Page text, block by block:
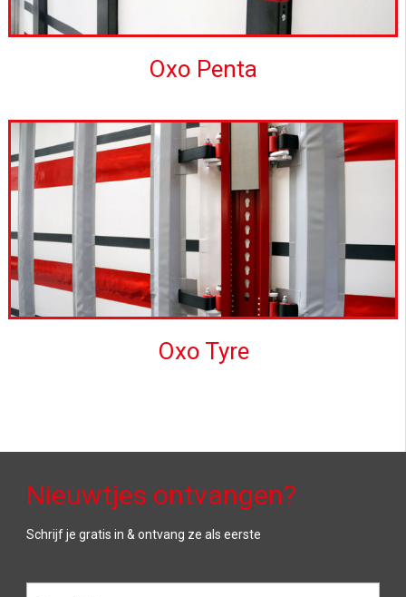
Oxo Penta
Oxo Tyre
Nieuwtjes ontvangen?
Schrijf je gratis in & ontvang ze als eerste